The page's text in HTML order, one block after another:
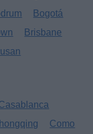
Bogotá
Brisbane
Como